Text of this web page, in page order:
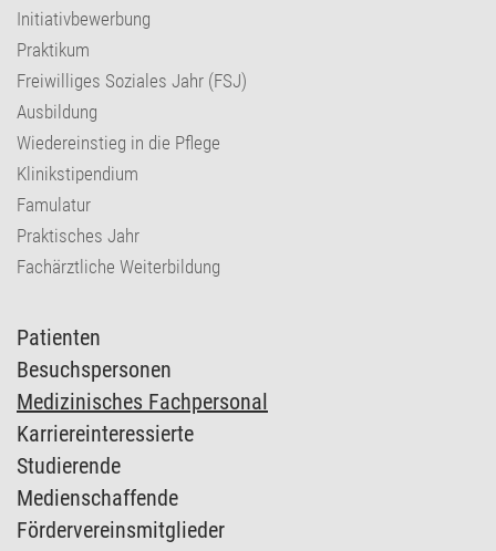
Initiativbewerbung
Praktikum
Freiwilliges Soziales Jahr (FSJ)
Ausbildung
Wiedereinstieg in die Pflege
Klinikstipendium
Famulatur
Praktisches Jahr
Fachärztliche Weiterbildung
Patienten
Besuchspersonen
Medizinisches Fachpersonal
Karriereinteressierte
Studierende
Medienschaffende
Fördervereinsmitglieder